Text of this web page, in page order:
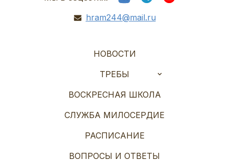
hram244@mail.ru
НОВОСТИ
ТРЕБЫ
ВОСКРЕСНАЯ ШКОЛА
СЛУЖБА МИЛОСЕРДИЕ
РАСПИСАНИЕ
ВОПРОСЫ И ОТВЕТЫ